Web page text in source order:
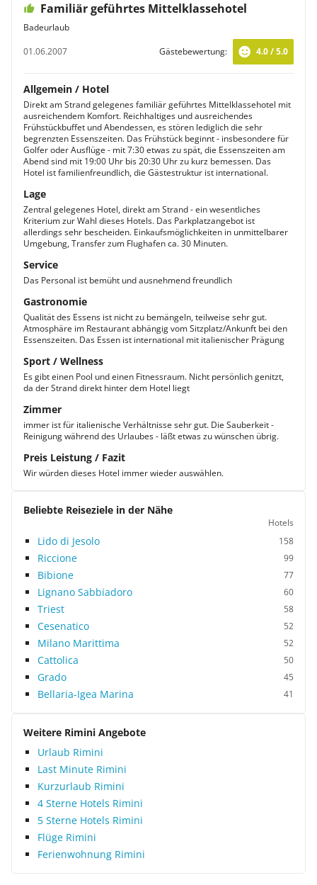
Familiär geführtes Mittelklassehotel
Badeurlaub
01.06.2007
Gästebewertung: 4.0 / 5.0
Allgemein / Hotel
Direkt am Strand gelegenes familiär geführtes Mittelklassehotel mit
ausreichendem Komfort. Reichhaltiges und ausreichendes
Frühstückbuffet und Abendessen, es stören lediglich die sehr
begrenzten Essenszeiten. Das Frühstück beginnt - insbesondere für
Golfer oder Ausflüge - mit 7:30 etwas zu spät, die Essenszeiten am
Abend sind mit 19:00 Uhr bis 20:30 Uhr zu kurz bemessen. Das
Hotel ist familienfreundlich, die Gästestruktur ist international.
Lage
Zentral gelegenes Hotel, direkt am Strand - ein wesentliches
Kriterium zur Wahl dieses Hotels. Das Parkplatzangebot ist
allerdings sehr bescheiden. Einkaufsmöglichkeiten in unmittelbarer
Umgebung, Transfer zum Flughafen ca. 30 Minuten.
Service
Das Personal ist bemüht und ausnehmend freundlich
Gastronomie
Qualität des Essens ist nicht zu bemängeln, teilweise sehr gut.
Atmosphäre im Restaurant abhängig vom Sitzplatz/Ankunft bei den
Essenszeiten. Das Essen ist international mit italienischer Prägung
Sport / Wellness
Es gibt einen Pool und einen Fitnessraum. Nicht persönlich genitzt,
da der Strand direkt hinter dem Hotel liegt
Zimmer
immer ist für italienische Verhältnisse sehr gut. Die Sauberkeit -
Reinigung während des Urlaubes - läßt etwas zu wünschen übrig.
Preis Leistung / Fazit
Wir würden dieses Hotel immer wieder auswählen.
Beliebte Reiseziele in der Nähe
Hotels
Lido di Jesolo 158
Riccione 99
Bibione 77
Lignano Sabbiadoro 60
Triest 58
Cesenatico 52
Milano Marittima 52
Cattolica 50
Grado 45
Bellaria-Igea Marina 41
Weitere Rimini Angebote
Urlaub Rimini
Last Minute Rimini
Kurzurlaub Rimini
4 Sterne Hotels Rimini
5 Sterne Hotels Rimini
Flüge Rimini
Ferienwohnung Rimini